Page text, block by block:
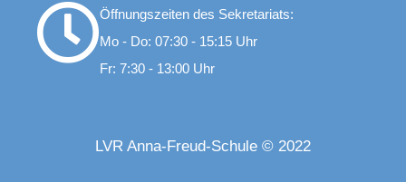
Öffnungszeiten des Sekretariats:
Mo - Do: 07:30 - 15:15 Uhr
Fr: 7:30 - 13:00 Uhr
LVR Anna-Freud-Schule © 2022